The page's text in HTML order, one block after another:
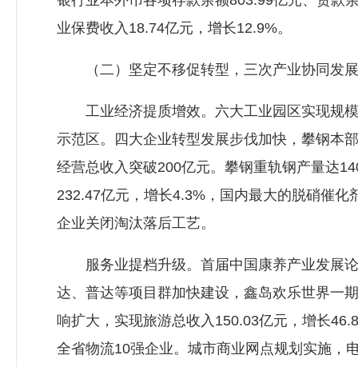
业保费收入18.74亿元，增长12.9%。
（二）坚定不移促转型，三次产业协同发展
工业经济提质增效。六大工业园区实现规模
示范区。四大企业转型发展步伐加快，攀钢本
经营总收入突破200亿元。攀钢重轨钢产量达
232.47亿元，增长4.3%，国内最大的脱硝催
企业关闭淘汰落后工艺。
服务业提档升级。首届中国康养产业发展论
达、普达等项目群加快建设，鑫岛欢乐世界一
响扩大，实现旅游总收入150.03亿元，增长
全省物流10强企业。城市商业网点规划实施，